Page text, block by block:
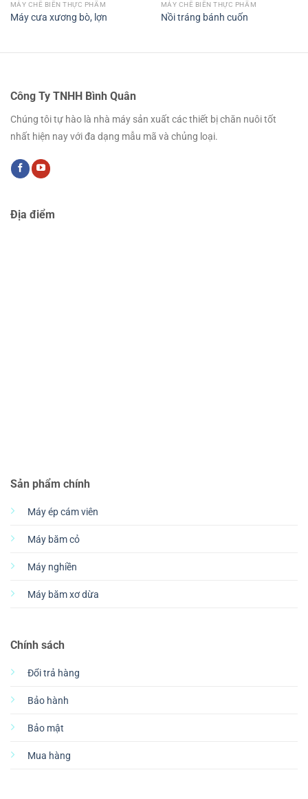
MÁY CHẾ BIẾN THỰC PHẨM
Máy cưa xương bò, lợn
MÁY CHẾ BIẾN THỰC PHẨM
Nồi tráng bánh cuốn
Công Ty TNHH Bình Quân
Chúng tôi tự hào là nhà máy sản xuất các thiết bị chăn nuôi tốt
nhất hiện nay với đa dạng mẫu mã và chủng loại.
Sản phẩm chính
Máy ép cám viên
Máy băm cỏ
Máy nghiền
Máy băm xơ dừa
Chính sách
Đổi trả hàng
Bảo hành
Bảo mật
Mua hàng
Địa điểm